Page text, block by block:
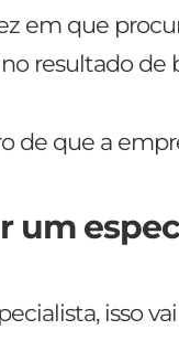
em que
resultado de
de que a
um
isso